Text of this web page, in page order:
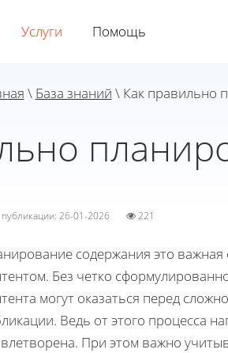
Услуги Помощь
\ База знаний \ Как правильно
публикации: 26-01-2026 221
содержания это
Без четко
могут оказаться перед
Ведь от этого процесса
При этом важно